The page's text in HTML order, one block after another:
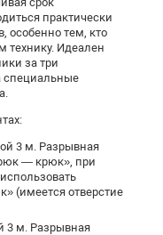
практически
особенно тем, кто
технику. Идеален
за три
специальные
3 м. Разрывная
— крюк», при
(имеется отверстие
3 м. Разрывная